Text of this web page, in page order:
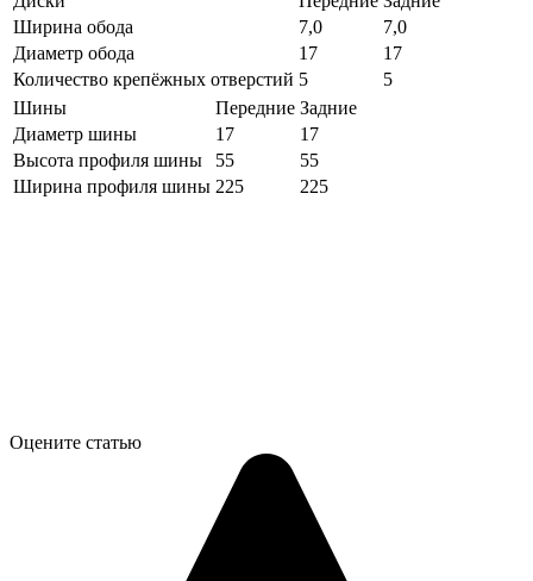
Ширина обода
7,0
7,0
Диаметр обода
17
17
Количество крепёжных отверстий 5
5
Шины
Передние Задние
Диаметр шины
17
17
Высота профиля шины
55
55
Ширина профиля шины 225 225
Оцените статью